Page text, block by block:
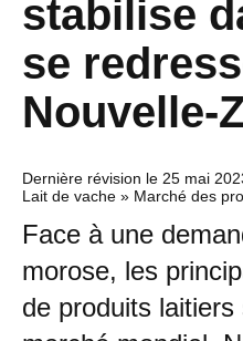
stabilise
se
Nouvelle-
Dernière révision le 25 mai
Lait de vache » Marché des
Face à une
morose, les
de produits